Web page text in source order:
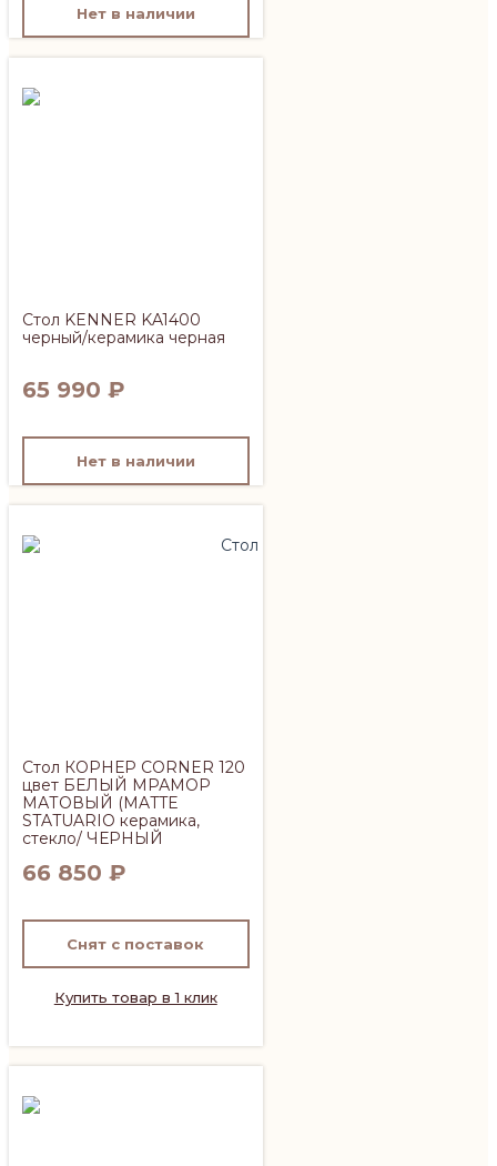
Нет в наличии
Стол KENNER KA1400
черный/керамика черная
65 990 ₽
Нет в наличии
Стол КОРНЕР CORNER 120
цвет БЕЛЫЙ МРАМОР
МАТОВЫЙ (MATTE
STATUARIO керамика,
стекло/ ЧЕРНЫЙ
66 850 ₽
Снят с поставок
Купить товар в 1 клик